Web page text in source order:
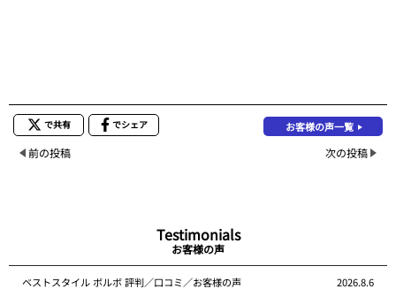
で共有 でシェア お客様の声一覧
前の投稿 次の投稿
Testimonials
お客様の声
ベストスタイル ボルボ 評判／口コミ／お客様の声 2026.8.6